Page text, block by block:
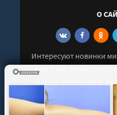
О
Интересуют новинки
нам. У нас можно
старые аудиокниги.
друзьями